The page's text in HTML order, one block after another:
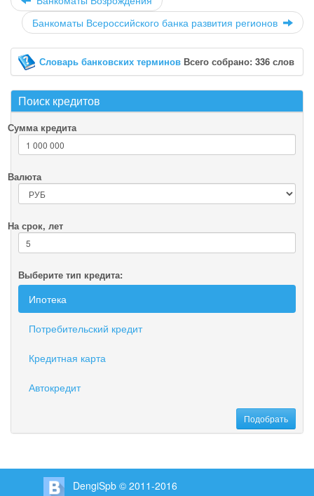
Банкоматы Всероссийского банка развития регионов
Словарь банковских терминов Всего собрано: 336 слов
Поиск кредитов
Сумма кредита
Валюта
На срок, лет
Выберите тип кредита:
Ипотека
Потребительский кредит
Кредитная карта
Автокредит
DengiSpb © 2011-2016